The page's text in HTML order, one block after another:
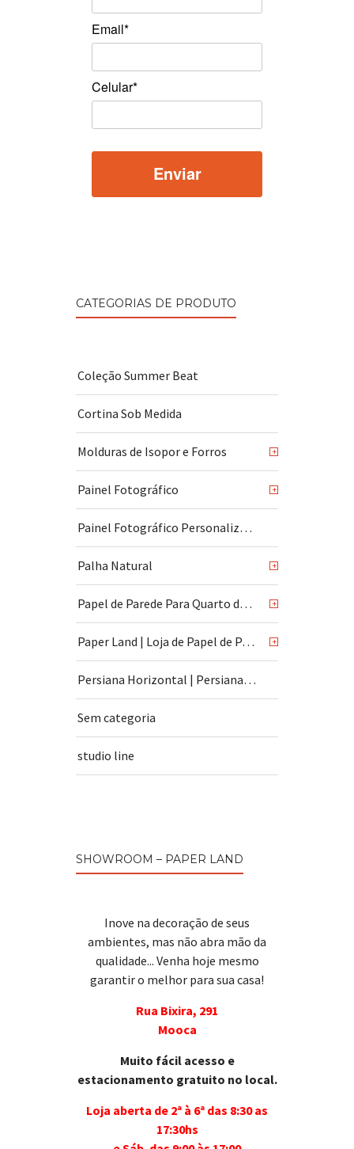
Email*
Celular*
CATEGORIAS DE PRODUTO
Coleção Summer Beat
Cortina Sob Medida
Molduras de Isopor e Forros +
Painel Fotográfico +
Painel Fotográfico Personalizado
Palha Natural +
Papel de Parede Para Quarto de Bebê +
Paper Land | Loja de Papel de Parede | São Paulo +
Persiana Horizontal | Persiana Vertical
Sem categoria
studio line
SHOWROOM – PAPER LAND
Inove na decoração de seus
ambientes, mas não abra mão da
qualidade... Venha hoje mesmo
garantir o melhor para sua casa!
Rua Bixira, 291
Mooca
Muito fácil acesso e
estacionamento gratuito no local.
Loja aberta de 2ª à 6ª das 8:30 as
17:30hs